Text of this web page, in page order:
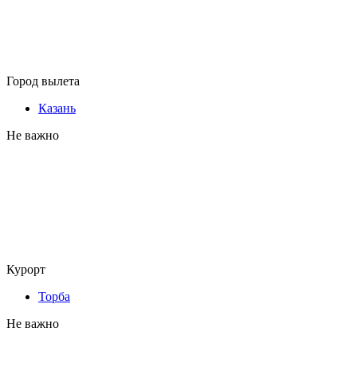
Город вылета
Казань
Не важно
Курорт
Торба
Не важно